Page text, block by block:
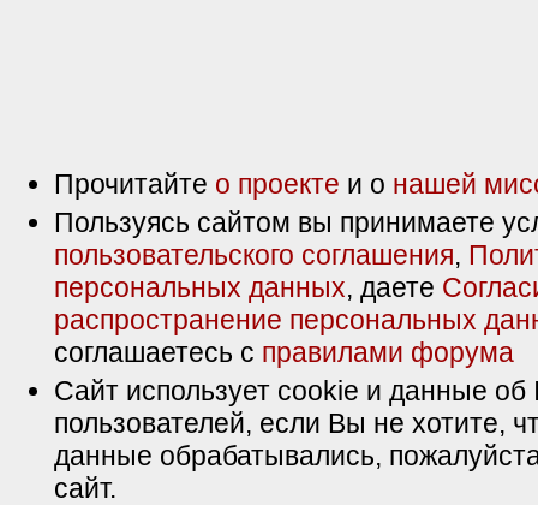
Прочитайте о проекте и о нашей
Пользуясь сайтом вы принимаете
пользовательского соглашения,
персональных данных, даете
распространение персональных
соглашаетесь с правилами форума
Сайт использует cookie и данные об
пользователей, если Вы не хотите,
данные обрабатывались,
сайт.